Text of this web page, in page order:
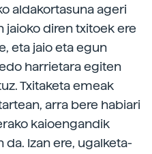
aldakortasuna ageri
jaioko diren txitoek ere
eta jaio eta egun
harrietara egiten
Txitaketa emeak
arra bere habiari
kaioengandik
Izan ere, ugalketa-